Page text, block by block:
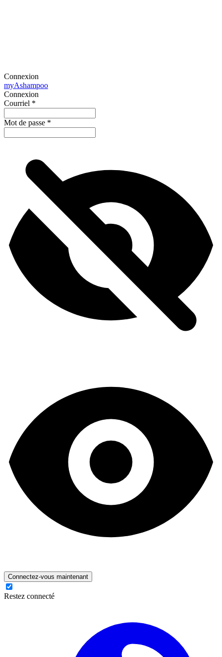
Connexion
myAshampoo
Connexion
Courriel *
Mot de passe *
Connectez-vous maintenant
Restez connecté